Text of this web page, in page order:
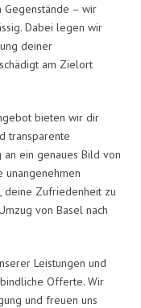
– wir
Dabei legen wir
deiner
am Zielort
bieten wir dir
transparente
an ein genaues Bild von
unangenehmen
deine Zufriedenheit zu
von Basel nach
Leistungen und
Offerte. Wir
und freuen uns